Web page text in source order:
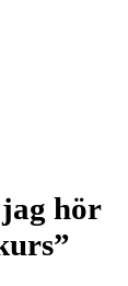
hör